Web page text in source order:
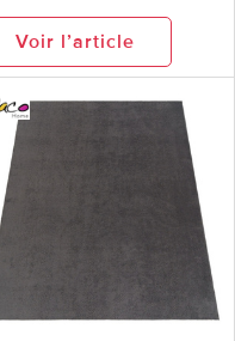
Voir l’article